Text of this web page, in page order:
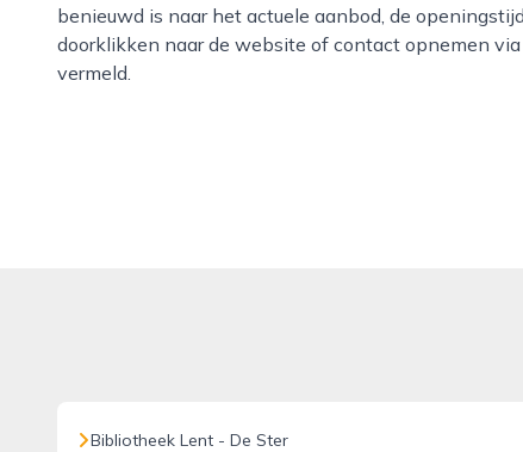
benieuwd is naar het actuele aanbod, de
doorklikken naar de website of contact opnemen
vermeld.
Bibliotheek Lent - De Ster